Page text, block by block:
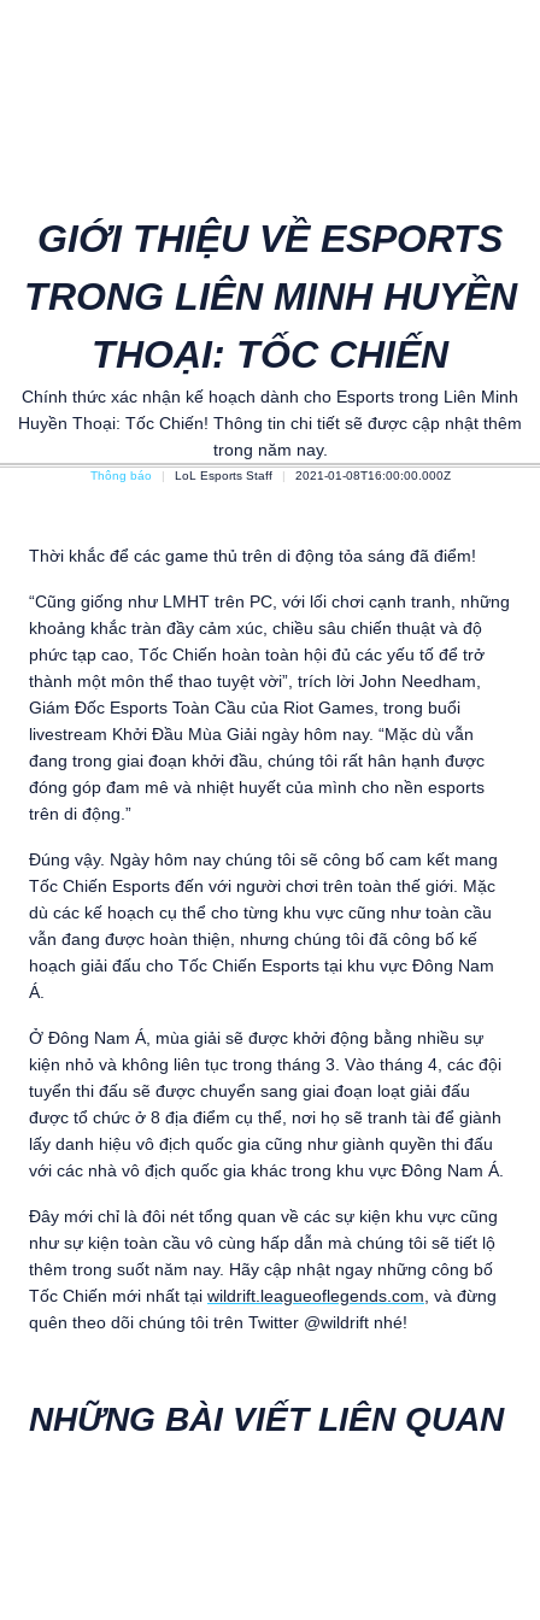
GIỚI THIỆU VỀ ESPORTS
TRONG LIÊN MINH HUYỀN
THOẠI: TỐC CHIẾN
Chính thức xác nhận kế hoạch dành cho Esports trong Liên Minh
Huyền Thoại: Tốc Chiến! Thông tin chi tiết sẽ được cập nhật thêm
trong năm nay.
Thông báo LoL Esports Staff 2021-01-08T16:00:00.000Z
Thời khắc để các game thủ trên di động tỏa sáng đã điểm!
“Cũng giống như LMHT trên PC, với lối chơi cạnh tranh, những
khoảng khắc tràn đầy cảm xúc, chiều sâu chiến thuật và độ
phức tạp cao, Tốc Chiến hoàn toàn hội đủ các yếu tố để trở
thành một môn thể thao tuyệt vời”, trích lời John Needham,
Giám Đốc Esports Toàn Cầu của Riot Games, trong buổi
livestream Khởi Đầu Mùa Giải ngày hôm nay. “Mặc dù vẫn
đang trong giai đoạn khởi đầu, chúng tôi rất hân hạnh được
đóng góp đam mê và nhiệt huyết của mình cho nền esports
trên di động.”
Đúng vậy. Ngày hôm nay chúng tôi sẽ công bố cam kết mang
Tốc Chiến Esports đến với người chơi trên toàn thế giới. Mặc
dù các kế hoạch cụ thể cho từng khu vực cũng như toàn cầu
vẫn đang được hoàn thiện, nhưng chúng tôi đã công bố kế
hoạch giải đấu cho Tốc Chiến Esports tại khu vực Đông Nam
Á.
Ở Đông Nam Á, mùa giải sẽ được khởi động bằng nhiều sự
kiện nhỏ và không liên tục trong tháng 3. Vào tháng 4, các đội
tuyển thi đấu sẽ được chuyển sang giai đoạn loạt giải đấu
được tổ chức ở 8 địa điểm cụ thể, nơi họ sẽ tranh tài để giành
lấy danh hiệu vô địch quốc gia cũng như giành quyền thi đấu
với các nhà vô địch quốc gia khác trong khu vực Đông Nam Á.
Đây mới chỉ là đôi nét tổng quan về các sự kiện khu vực cũng
như sự kiện toàn cầu vô cùng hấp dẫn mà chúng tôi sẽ tiết lộ
thêm trong suốt năm nay. Hãy cập nhật ngay những công bố
Tốc Chiến mới nhất tại wildrift.leagueoflegends.com , và đừng
quên theo dõi chúng tôi trên Twitter @wildrift nhé!
NHỮNG BÀI VIẾT LIÊN QUAN